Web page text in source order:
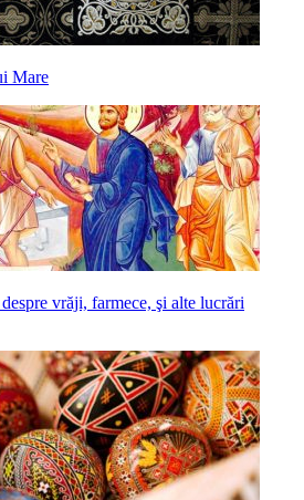
Mare
vrăji, farmece, şi alte lucrări